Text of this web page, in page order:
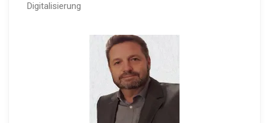
Digitalisierung